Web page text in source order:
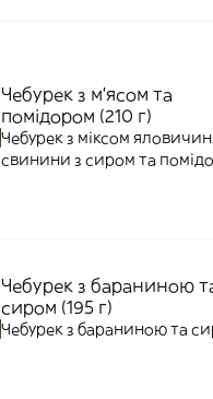
Чебурек з м'ясом та
помідором (210 г)
Чебурек з міксом
свинини з сиром та
Чебурек з бараниною
сиром (195 г)
Чебурек з бараниною та